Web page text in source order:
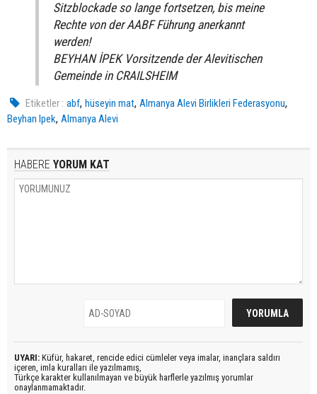
Sitzblockade so lange fortsetzen, bis meine
Rechte von der AABF Führung anerkannt
werden!
BEYHAN İPEK Vorsitzende der Alevitischen
Gemeinde in CRAILSHEIM
Etiketler : abf,hüseyin mat,Almanya Alevi Birlikleri Federasyonu,
Beyhan Ipek, Almanya Alevi
HABERE YORUM KAT
UYARI: Küfür, hakaret, rencide edici cümleler veya imalar, inançlara saldırı
içeren, imla kuralları ile yazılmamış,
Türkçe karakter kullanılmayan ve büyük harflerle yazılmış yorumlar
onaylanmamaktadır.